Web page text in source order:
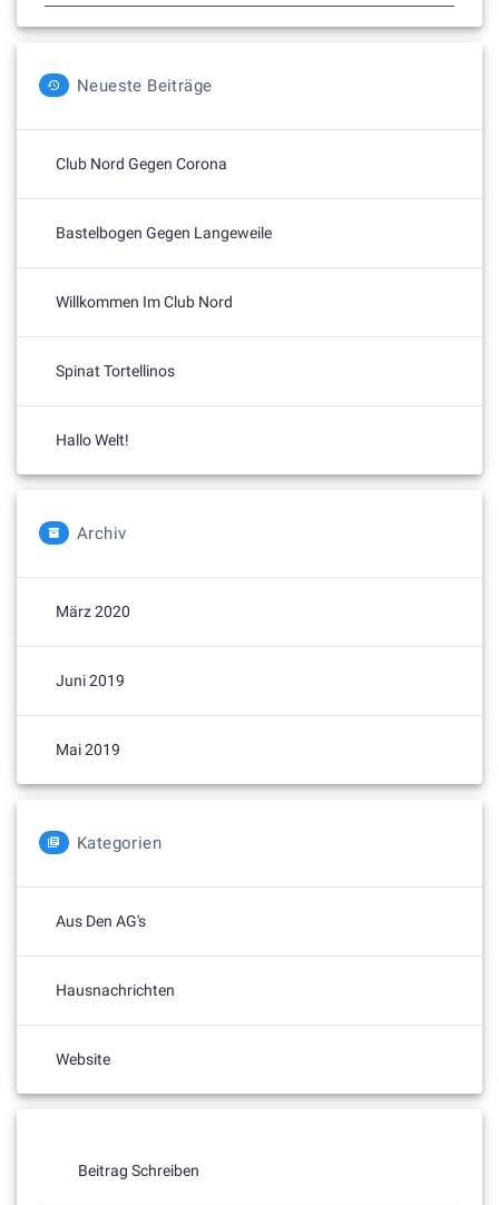
Neueste Beiträge
Club Nord Gegen Corona
Bastelbogen Gegen Langeweile
Willkommen Im Club Nord
Spinat Tortellinos
Hallo Welt!
Archiv
März 2020
Juni 2019
Mai 2019
Kategorien
Aus Den AG's
Hausnachrichten
Website
Beitrag Schreiben